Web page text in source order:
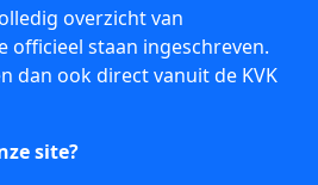
overzicht van
officieel staan ingeschreven.
dan ook direct vanuit de KVK
site?